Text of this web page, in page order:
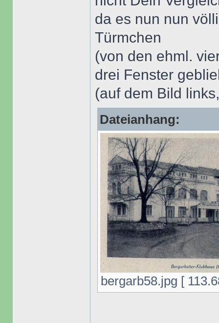
da es nun nun
Türmchen
(von den ehml.
drei Fenster
(auf dem Bild
Dateianhang:
bergarb58.jpg [